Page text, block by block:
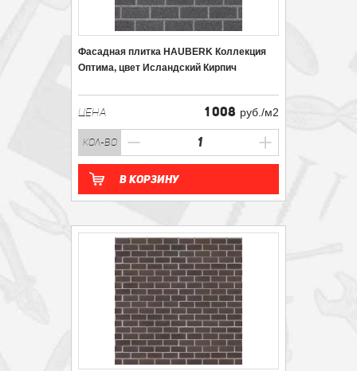
Фасадная плитка HAUBERK Коллекция
Оптима, цвет Исландский Кирпич
ЦЕНА 1 008 руб./м2
кол-во
В корзину